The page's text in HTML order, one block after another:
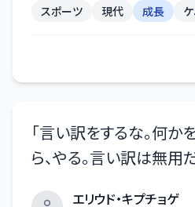
スポーツ 現代 成長
「言い訳をするな。何か
ら、やる。言い訳は無用
エリウド・キプチョゲ